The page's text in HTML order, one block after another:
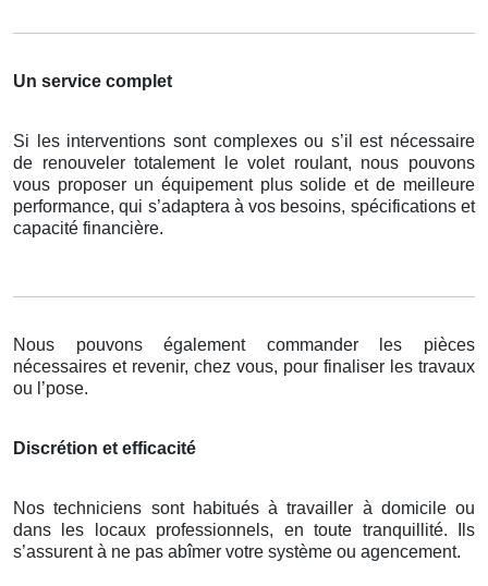
Un service complet
Si les interventions sont complexes ou s’il est nécessaire
de renouveler totalement le volet roulant, nous pouvons
vous proposer un équipement plus solide et de meilleure
performance, qui s’adaptera à vos besoins, spécifications et
capacité financière.
Nous pouvons également commander les pièces
nécessaires et revenir, chez vous, pour finaliser les travaux
ou l’pose.
Discrétion et efficacité
Nos techniciens sont habitués à travailler à domicile ou
dans les locaux professionnels, en toute tranquillité. Ils
s’assurent à ne pas abîmer votre système ou agencement.